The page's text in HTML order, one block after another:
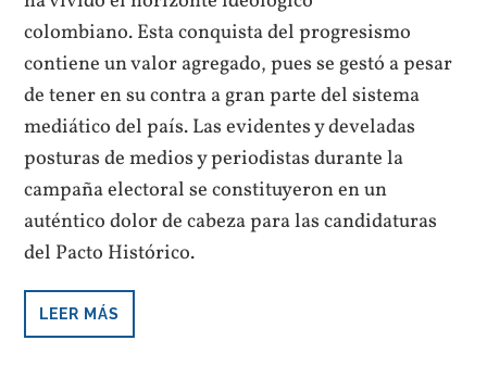
colombiano. Esta conquista del progresismo
contiene un valor agregado, pues se gestó a pesar
de tener en su contra a gran parte del sistema
mediático del país. Las evidentes y develadas
posturas de medios y periodistas durante la
campaña electoral se constituyeron en un
auténtico dolor de cabeza para las candidaturas
del Pacto Histórico.
LEER MÁS